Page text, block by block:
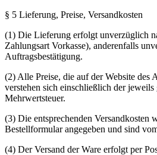
§ 5 Lieferung, Preise, Versandkosten
(1) Die Lieferung erfolgt unverzüglich
Zahlungsart Vorkasse), anderenfalls
Auftragsbestätigung.
(2) Alle Preise, die auf der Website des
verstehen sich einschließlich der jeweils
Mehrwertsteuer.
(3) Die entsprechenden Versandkosten
Bestellformular angegeben und sind
(4) Der Versand der Ware erfolgt per